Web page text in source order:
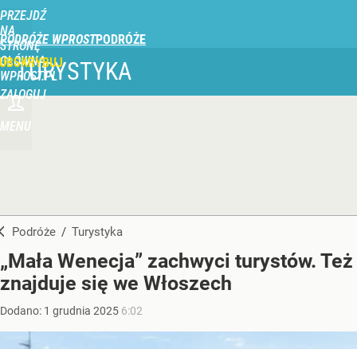
PRZEJDŹ
NA
STRONĘ
GŁÓWNĄ
WPROST.PL
PODRÓŻE WPROST
ZALOGUJ
MENU
TURYSTYKA
Podróże / Turystyka
„Mała Wenecja” zachwyci turystów. Też
znajduje się we Włoszech
Dodano: 1 grudnia 2025 6:02